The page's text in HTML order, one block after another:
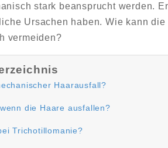
stark beansprucht werden.
Ursachen haben. Wie kann die
vermeiden?
Haarausfall?
die Haare ausfallen?
Trichotillomanie?